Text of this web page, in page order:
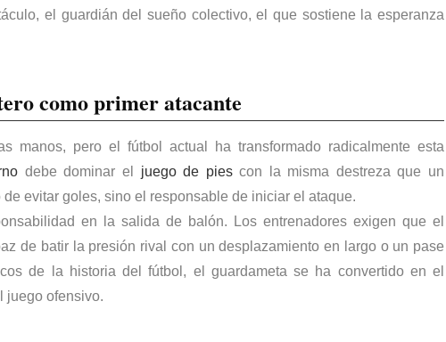
el guardián del sueño colectivo, el que sostiene la esperanza
como primer atacante
manos, pero el fútbol actual ha transformado radicalmente esta
debe dominar el juego de piescon la misma destreza que un
evitar goles, sino el responsable de iniciar el ataque.
en la salida de balón. Los entrenadores exigen que el
de batir la presión rival con un desplazamiento en largo o un pase
de la historia del fútbol , el guardameta se ha convertido en el
juego ofensivo.